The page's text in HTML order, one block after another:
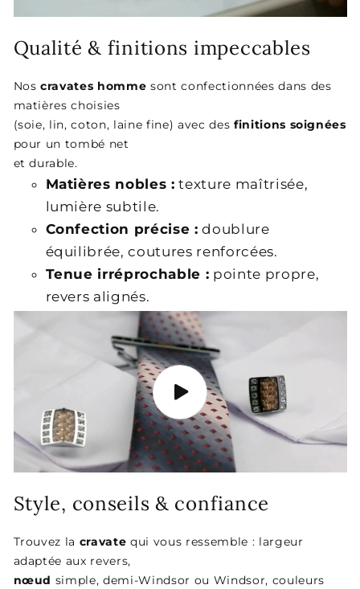
Qualité & finitions impeccables
Noscravates homme sont confectionnées dans des
matières choisies
(soie, lin, coton, laine fine) avec des finitions soignées
pour un tombé net
et durable.
Matières nobles : texture maîtrisée,
lumière subtile.
Confection précise : doublure
équilibrée, coutures renforcées.
Tenue irréprochable : pointe propre,
revers alignés.
Style, conseils & confiance
Trouvez la cravate qui vous ressemble : largeur
adaptée aux revers,
nœud simple, demi-Windsor ou Windsor, couleurs